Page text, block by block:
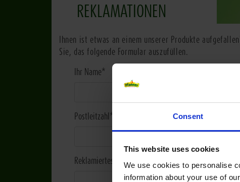
Consent
This website uses cookies
We use cookies to personalise
information about your use of
REKLAMATIONEN
Ihnen ist etwas an einem unserer Produkte
Sie, das folgende Formular auszufüllen.
Ihr Name*
Postleitzahl *
Reklamiertes Produkt